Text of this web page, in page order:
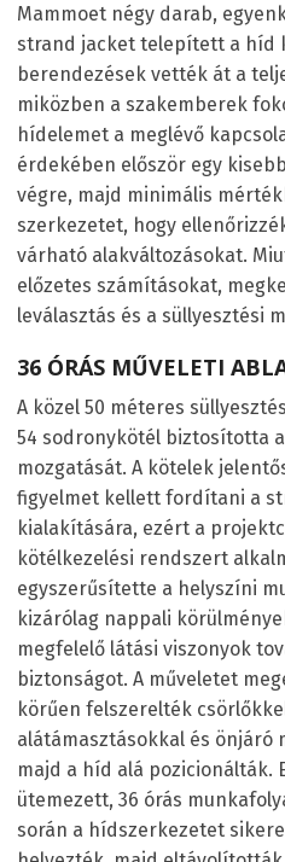
Mammoet négy darab,
strand jacket telepített a híd
berendezések vették át a
miközben a szakemberek
hídelemet a meglévő
érdekében először egy
végre, majd minimális
szerkezetet, hogy
várható alakváltozásokat.
előzetes számításokat,
leválasztás és a süllyesztési
36 ÓRÁS MŰVELETI
A közel 50 méteres
54 sodronykötél biztosította
mozgatását. A kötelek
figyelmet kellett fordítani a
kialakítására, ezért a
kötélkezelési rendszert
egyszerűsítette a helyszíni
kizárólag nappali
megfelelő látási viszonyok
biztonságot. A műveletet
körűen felszerelték
alátámasztásokkal és önjáró
majd a híd alá pozicionálták.
ütemezett, 36 órás
során a hídszerkezetet